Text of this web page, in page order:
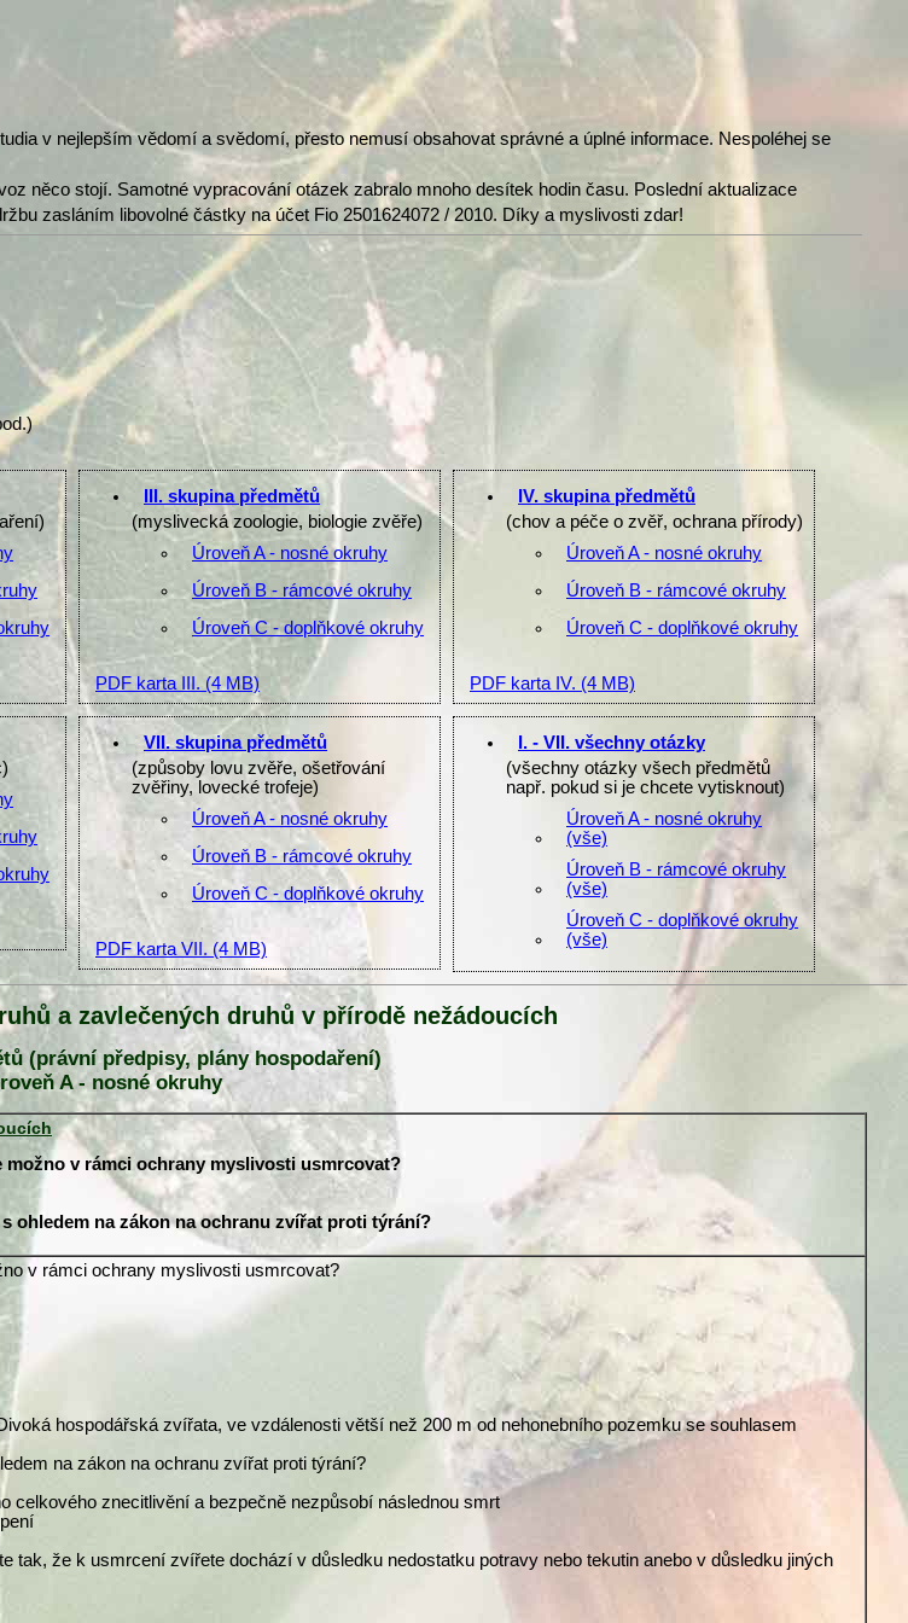
v nejlepším vědomí a svědomí, přesto nemusí obsahovat správné a úplné informace. Nespoléhej se
něco stojí. Samotné vypracování otázek zabralo mnoho desítek hodin času. Poslední aktualizace
zasláním libovolné částky na účet Fio 2501624072 / 2010. Díky a myslivosti zdar!
III. skupina předmětů
(myslivecká zoologie, biologie zvěře)
Úroveň A - nosné okruhy
Úroveň B - rámcové okruhy
Úroveň C - doplňkové okruhy
PDF karta III. (4 MB)
IV. skupina předmětů
(chov a péče o zvěř, ochrana přírody)
Úroveň A - nosné okruhy
Úroveň B - rámcové okruhy
Úroveň C - doplňkové okruhy
PDF karta IV. (4 MB)
VII. skupina předmětů
(způsoby lovu zvěře, ošetřování
zvěřiny, lovecké trofeje)
Úroveň A - nosné okruhy
Úroveň B - rámcové okruhy
Úroveň C - doplňkové okruhy
PDF karta VII. (4 MB)
I. - VII. všechny otázky
(všechny otázky všech předmětů
např. pokud si je chcete vytisknout)
Úroveň A - nosné okruhy
(vše)
Úroveň B - rámcové okruhy
(vše)
Úroveň C - doplňkové okruhy
(vše)
a zavlečených druhů v přírodě nežádoucích
(právní předpisy, plány hospodaření)
A - nosné okruhy
v rámci ochrany myslivosti usmrcovat?
ohledem na zákon na ochranu zvířat proti týrání?
v rámci ochrany myslivosti usmrcovat?
hospodářská zvířata, ve vzdálenosti větší než 200 m od nehonebního pozemku se souhlasem
na zákon na ochranu zvířat proti týrání?
celkového znecitlivění a bezpečně nezpůsobí následnou smrt
tak, že k usmrcení zvířete dochází v důsledku nedostatku potravy nebo tekutin anebo v důsledku jiných